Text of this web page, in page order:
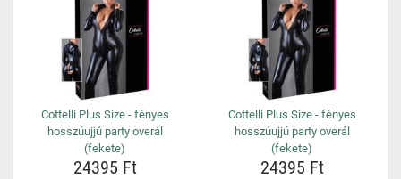
Cottelli Plus Size - fényes
hosszúujjú party overál
(fekete)
24395 Ft
Cottelli Plus Size - fényes
hosszúujjú party overál
(fekete)
24395 Ft